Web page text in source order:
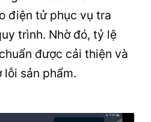
điện tử phục vụ tra
trình. Nhờ đó, tỷ lệ
được cải thiện và
sản phẩm.